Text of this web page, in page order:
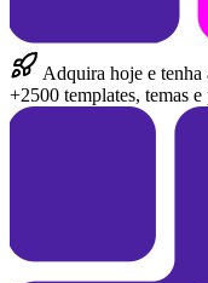
Adquira hoje e tenha
+2500 templates, temas